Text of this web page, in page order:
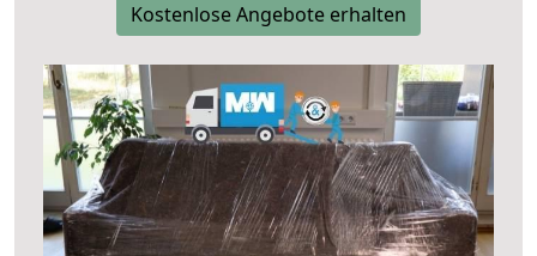
Kostenlose Angebote erhalten